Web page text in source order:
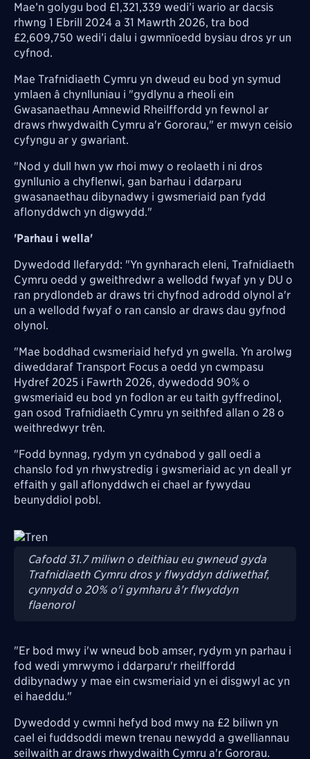
Mae’n golygu bod £1,321,339 wedi’i wario ar dacsis
rhwng 1 Ebrill 2024 a 31 Mawrth 2026, tra bod
£2,609,750 wedi’i dalu i gwmnïoedd bysiau dros yr un
cyfnod.
Mae Trafnidiaeth Cymru yn dweud eu bod yn symud
ymlaen â chynlluniau i "gydlynu a rheoli ein
Gwasanaethau Amnewid Rheilffordd yn fewnol ar
draws rhwydwaith Cymru a'r Gororau," er mwyn ceisio
cyfyngu ar y gwariant.
"Nod y dull hwn yw rhoi mwy o reolaeth i ni dros
gynllunio a chyflenwi, gan barhau i ddarparu
gwasanaethau dibynadwy i gwsmeriaid pan fydd
aflonyddwch yn digwydd."
'Parhau i wella'
Dywedodd llefarydd: "Yn gynharach eleni, Trafnidiaeth
Cymru oedd y gweithredwr a wellodd fwyaf yn y DU o
ran prydlondeb ar draws tri chyfnod adrodd olynol a'r
un a wellodd fwyaf o ran canslo ar draws dau gyfnod
olynol.
"Mae boddhad cwsmeriaid hefyd yn gwella. Yn arolwg
diweddaraf Transport Focus a oedd yn cwmpasu
Hydref 2025 i Fawrth 2026, dywedodd 90% o
gwsmeriaid eu bod yn fodlon ar eu taith gyffredinol,
gan osod Trafnidiaeth Cymru yn seithfed allan o 28 o
weithredwyr trên.
"Fodd bynnag, rydym yn cydnabod y gall oedi a
chanslo fod yn rhwystredig i gwsmeriaid ac yn deall yr
effaith y gall aflonyddwch ei chael ar fywydau
beunyddiol pobl.
Image
Cafodd 31.7 miliwn o deithiau eu gwneud gyda
Trafnidiaeth Cymru dros y flwyddyn ddiwethaf,
cynnydd o 20% o'i gymharu â'r flwyddyn
flaenorol
"Er bod mwy i'w wneud bob amser, rydym yn parhau i
fod wedi ymrwymo i ddarparu'r rheilffordd
ddibynadwy y mae ein cwsmeriaid yn ei disgwyl ac yn
ei haeddu."
Dywedodd y cwmni hefyd bod mwy na £2 biliwn yn
cael ei fuddsoddi mewn trenau newydd a gwelliannau
seilwaith ar draws rhwydwaith Cymru a'r Gororau.